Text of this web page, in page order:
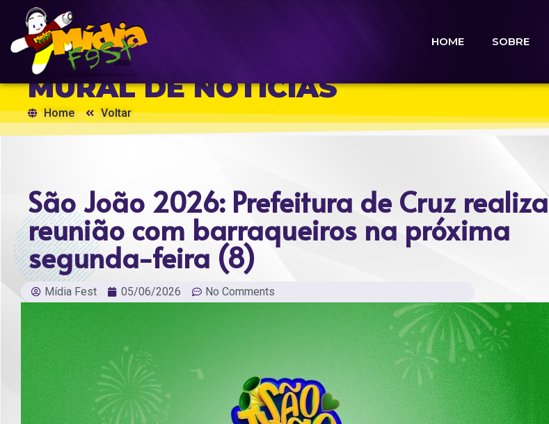
HOME SOBRE
MURAL DE NOTÍCIAS
Home Voltar
São João 2026: Prefeitura de Cruz realiza
reunião com barraqueiros na próxima
segunda-feira (8)
Mídia Fest 05/06/2026 No Comments